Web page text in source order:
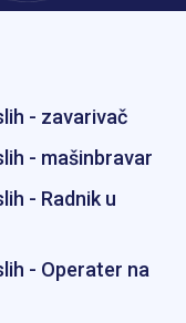
- zavarivač
- mašinbravar
- Radnik u
- Operater na